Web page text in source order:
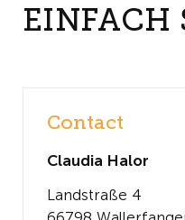
EINFACH
Contact
Claudia Halor
Landstraße 4